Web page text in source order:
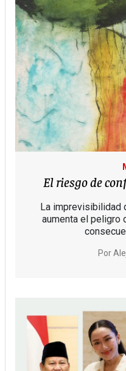
El riesgo de
La imprevisibilidad
aumenta el peligro
Por